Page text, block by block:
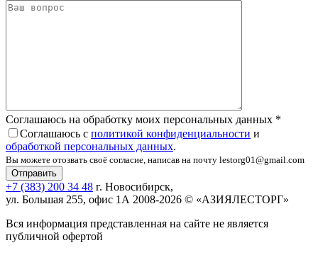
Соглашаюсь на обработку моих персональных данных *
Соглашаюсь с политикой конфиденциальности и
обработкой персональных данных.
Вы можете отозвать своё согласие, написав на почту lestorg01@gmail.com
+7 (383) 200 34 48 г. Новосибирск,
ул. Большая 255, офис 1А 2008-2026 © «АЗИЯЛЕСТОРГ»
Вся информация представленная на сайте не является
публичной офертой